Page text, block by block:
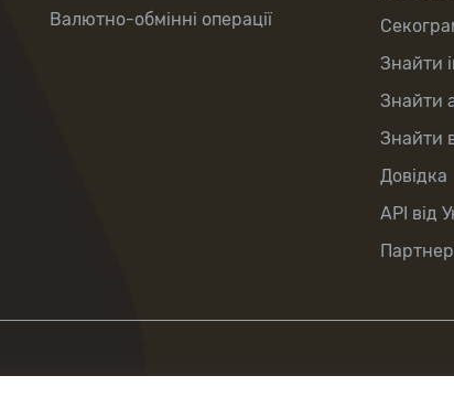
Валютно-обмінні операції
Знайти
Знайти
Знайти
Довідка
API від